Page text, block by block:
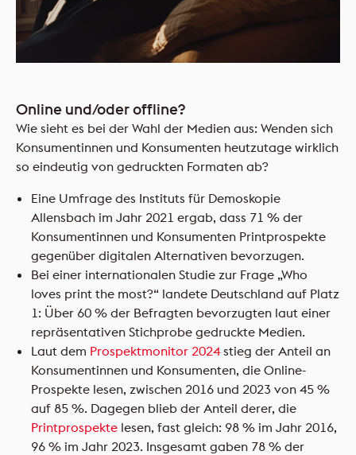
Online und/oder offline?
Wie sieht es bei der Wahl der Medien aus: Wenden sich
Konsumentinnen und Konsumenten heutzutage wirklich
so eindeutig von gedruckten Formaten ab?
Eine Umfrage des Instituts für Demoskopie
Allensbach im Jahr 2021 ergab, dass 71 % der
Konsumentinnen und Konsumenten Printprospekte
gegenüber digitalen Alternativen bevorzugen.
Bei einer internationalen Studie zur Frage „Who
loves print the most?“ landete Deutschland auf Platz
1: Über 60 % der Befragten bevorzugten laut einer
repräsentativen Stichprobe gedruckte Medien.
Laut dem Prospektmonitor 2024stieg der Anteil an
Konsumentinnen und Konsumenten, die Online-
Prospekte lesen, zwischen 2016 und 2023 von 45 %
auf 85 %. Dagegen blieb der Anteil derer, die
Printprospekte lesen, fast gleich: 98 % im Jahr 2016,
96 % im Jahr 2023. Insgesamt gaben 78 % der